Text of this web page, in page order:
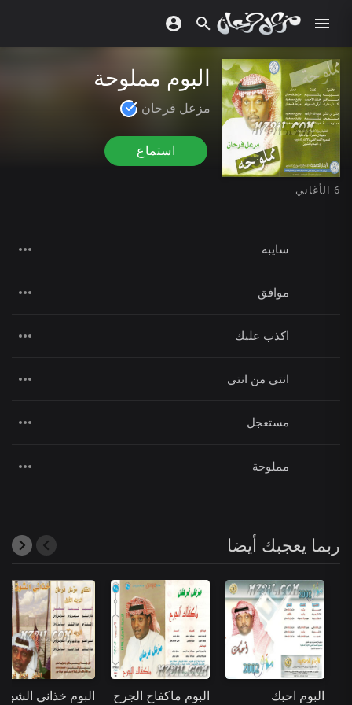
البوم مملوحة
مزعل فرحان
استماع
6 الأغاني
سايبه
موافق
اكذب عليك
انتي من انتي
مستعجل
مملوحة
ربما يعجبك أيضا
البوم خذاني الشوق البوم ماكفاح الجرح البوم احبك